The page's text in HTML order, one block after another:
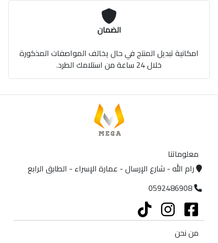
الضمان
امكانية تبديل المنتج في حال يخالف المواصفات المذكورة
خلال 24 ساعة من استلامك الطرد.
معلوماتنا
رام الله - شارع الإرسال - عمارة الإسراء - الطابق الرابع
0592486908
من نحن